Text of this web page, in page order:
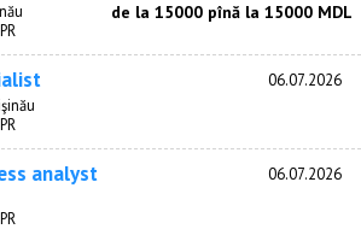
de la 15000 pînă la 15000 MDL
06.07.2026
analyst 06.07.2026